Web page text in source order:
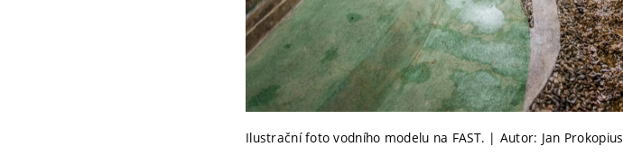
Ilustrační foto vodního modelu na FAST. | Autor: Jan Prokopius